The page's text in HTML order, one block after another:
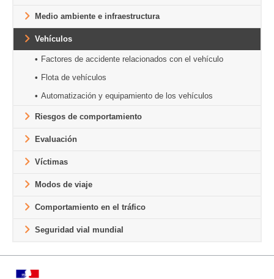
Medio ambiente e infraestructura
Vehículos
Factores de accidente relacionados con el vehículo
Flota de vehículos
Automatización y equipamiento de los vehículos
Riesgos de comportamiento
Evaluación
Víctimas
Modos de viaje
Comportamiento en el tráfico
Seguridad vial mundial